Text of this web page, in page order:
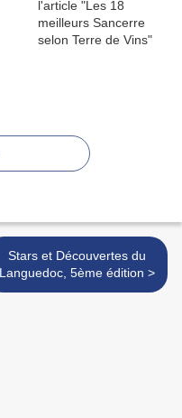
Stars et Découvertes du
Languedoc, 5ème édition >